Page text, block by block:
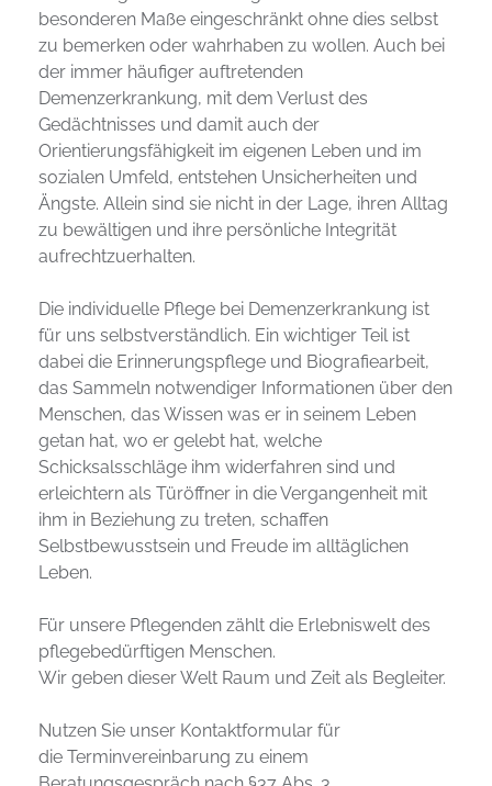
besonderen Maße eingeschränkt ohne dies selbst
zu bemerken oder wahrhaben zu wollen. Auch bei
der immer häufiger auftretenden
Demenzerkrankung, mit dem Verlust des
Gedächtnisses und damit auch der
Orientierungsfähigkeit im eigenen Leben und im
sozialen Umfeld, entstehen Unsicherheiten und
Ängste. Allein sind sie nicht in der Lage, ihren Alltag
zu bewältigen und ihre persönliche Integrität
aufrechtzuerhalten.
Die individuelle Pflege bei Demenzerkrankung ist
für uns selbstverständlich. Ein wichtiger Teil ist
dabei die Erinnerungspflege und Biografiearbeit,
das Sammeln notwendiger Informationen über den
Menschen, das Wissen was er in seinem Leben
getan hat, wo er gelebt hat, welche
Schicksalsschläge ihm widerfahren sind und
erleichtern als Türöffner in die Vergangenheit mit
ihm in Beziehung zu treten, schaffen
Selbstbewusstsein und Freude im alltäglichen
Leben.
Für unsere Pflegenden zählt die Erlebniswelt des
pflegebedürftigen Menschen.
Wir geben dieser Welt Raum und Zeit als Begleiter.
Nutzen Sie unser Kontaktformular für
die Terminvereinbarung zu einem